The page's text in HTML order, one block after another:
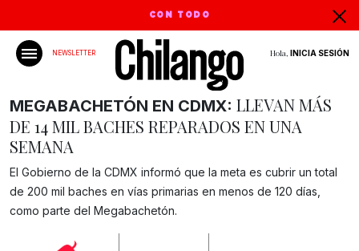
CON TODO
NEWSLETTER Hola, INICIA SESIÓN
Gracias!
MEGABACHETÓN EN CDMX: LLEVAN MÁS
DE 14 MIL BACHES REPARADOS EN UNA
SEMANA
El Gobierno de la CDMX informó que la meta es cubrir un total
de 200 mil baches en vías primarias en menos de 120 días,
como parte del Megabachetón.